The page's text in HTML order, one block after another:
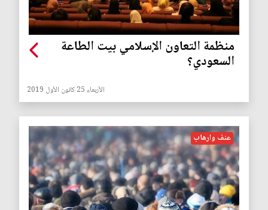
منظمة التعاون الإسلامي بيت الطاعة
السعودي؟
الأربعاء 25 كانون الأول 2019
عنف وارهاب